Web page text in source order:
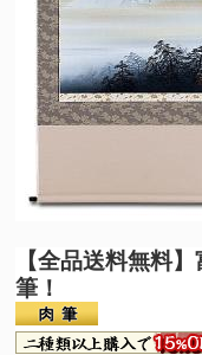
【全品送料無料】
筆！